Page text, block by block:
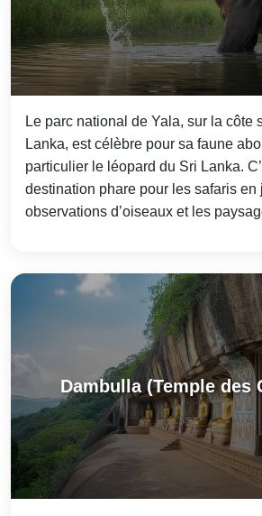
Le parc national de Yala, sur la côte
Lanka, est célèbre pour sa faune
particulier le léopard du Sri Lanka.
destination phare pour les safaris en
observations d’oiseaux et les
Dambulla (Temple des